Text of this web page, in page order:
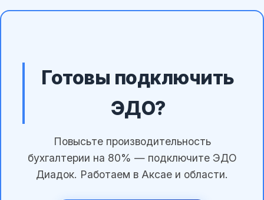
Готовы подключить
ЭДО?
Повысьте производительность
бухгалтерии на 80% — подключите ЭДО
Диадок. Работаем в Аксае и области.